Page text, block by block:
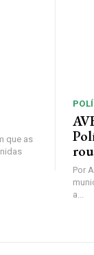
que as
Por
a...